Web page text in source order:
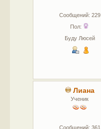
Сообщений: 229
Пол:
Буду Люсей
Лиана
Ученик
Сообщений: 361